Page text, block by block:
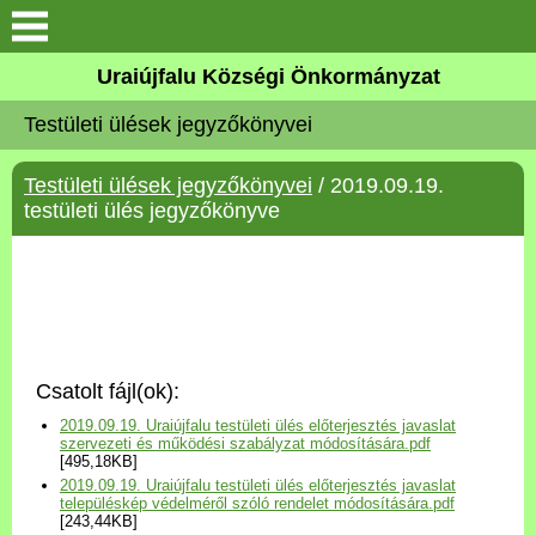
Köszöntő
Elérhetőségek
Uraiújfalu
Választási információk
Versenyképes Járások
Program
Uraiújfalu Községi Önkormányzat
Testületi ülések jegyzőkönyvei
Testületi ülések jegyzőkönyvei / 2019.09.19.
testületi ülés jegyzőkönyve
Csatolt fájl(ok):
2019.09.19. Uraiújfalu testületi ülés előterjesztés javaslat
szervezeti és működési szabályzat módosítására.pdf
[495,18KB]
2019.09.19. Uraiújfalu testületi ülés előterjesztés javaslat
településkép védelméről szóló rendelet módosítására.pdf
[243,44KB]